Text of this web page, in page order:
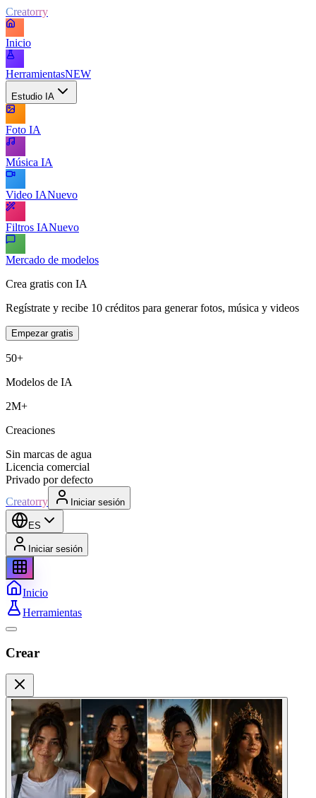
Creatorry
Inicio
HerramientasNEW
Estudio IA
Foto IA
Música IA
Video IANuevo
Filtros IANuevo
Mercado de modelos
Crea gratis con IA
Regístrate y recibe 10 créditos para generar fotos, música y videos
Empezar gratis
50+
Modelos de IA
2M+
Creaciones
Sin marcas de agua
Licencia comercial
Privado por defecto
Creatorry
Iniciar sesión
ES
Iniciar sesión
Inicio
Herramientas
Crear